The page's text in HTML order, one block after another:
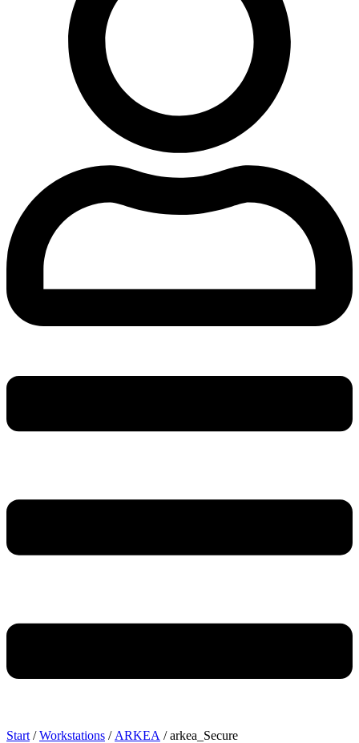
Start /Workstations / ARKEA / arkea_Secure